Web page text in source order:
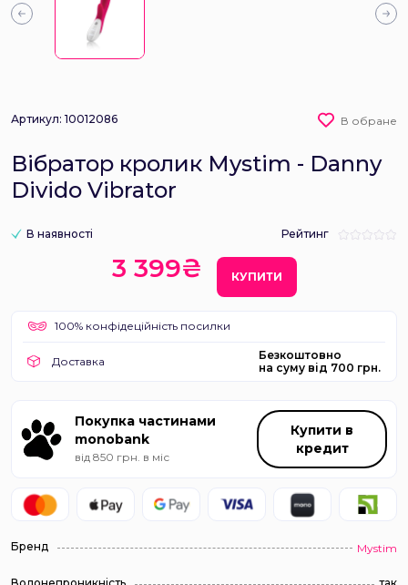
Артикул: 10012086 В обране
Вібратор кролик Mystim - Danny
Divido Vibrator
В наявності Рейтинг
3 399₴ КУПИТИ
100% конфідеційність посилки
Доставка
Безкоштовно
на суму від 700 грн.
Покупка частинами
monobank
від 850 грн. в міс
Купити в
кредит
Бренд Mystim